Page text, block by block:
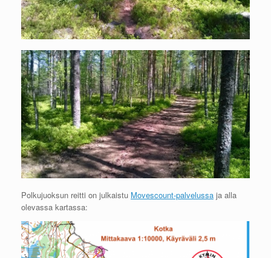
Polkujuoksun reitti on julkaistu Movescount-palvelussa ja alla
olevassa kartassa: